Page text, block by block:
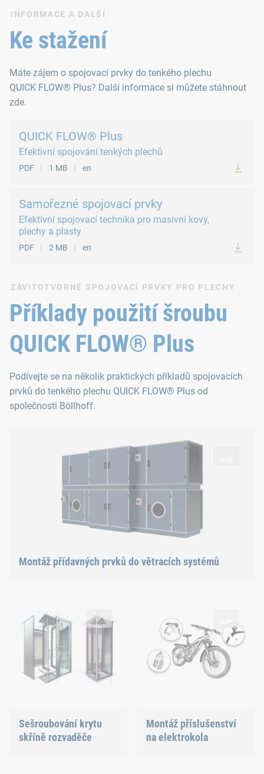
INFORMACE A DALŠÍ
Ke stažení
Máte zájem o spojovací prvky do tenkého plechu
QUICK FLOW® Plus? Další informace si můžete stáhnout
zde.
QUICK FLOW® Plus
Efektivní spojování tenkých plechů
PDF 1 MB en
Samořezné spojovací prvky
Efektivní spojovací technika pro masivní kovy,
plechy a plasty
PDF 2 MB en
ZÁVITOTVORNÉ SPOJOVACÍ PRVKY PRO PLECHY
Příklady použití šroubu
QUICK FLOW® Plus
Podívejte se na několik praktických příkladů spojovacích
prvků do tenkého plechu QUICK FLOW® Plus od
společnosti Böllhoff.
Montáž přídavných prvků do větracích systémů
Sešroubování krytu
skříně rozvaděče
Montáž příslušenství
na elektrokola